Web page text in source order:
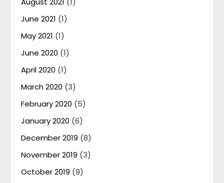
June 2021 (1)
May 2021 (1)
June 2020 (1)
April 2020 (1)
March 2020 (3)
February 2020 (5)
January 2020 (6)
December 2019 (8)
November 2019 (3)
October 2019 (9)